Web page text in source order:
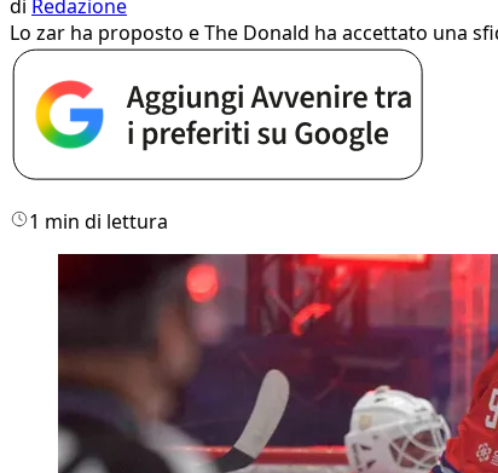
di Redazione
Lo zar ha proposto e The Donald ha accettato una
1 min di lettura